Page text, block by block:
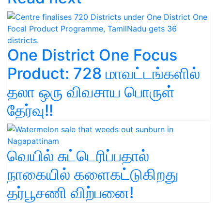
One District One Focus
Product: 728 மாவட்டங்களில்
தலா ஒரு விவசாய பொருள்
தேர்வு!!
வெயில் சுட்டெரிப்பதால்
நாகையில் களைகட்டுகிறது
தர்பூசணி விற்பனை!